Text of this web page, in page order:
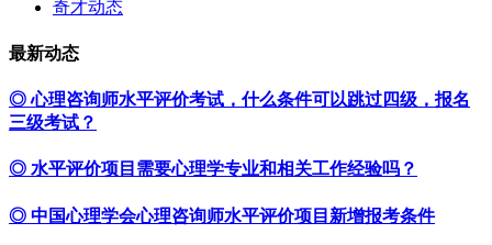
奇才动态
最新动态
◎ 心理咨询师水平评价考试，什么条件可以跳过四级，报名
三级考试？
◎ 水平评价项目需要心理学专业和相关工作经验吗？
◎ 中国心理学会心理咨询师水平评价项目新增报考条件